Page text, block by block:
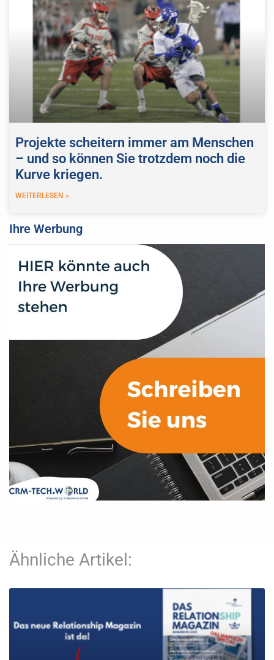
Projekte scheitern immer am Menschen
– und so können Sie trotzdem noch die
Kurve kriegen.
WEITERLESEN »
Ihre Werbung
Ähnliche Artikel: